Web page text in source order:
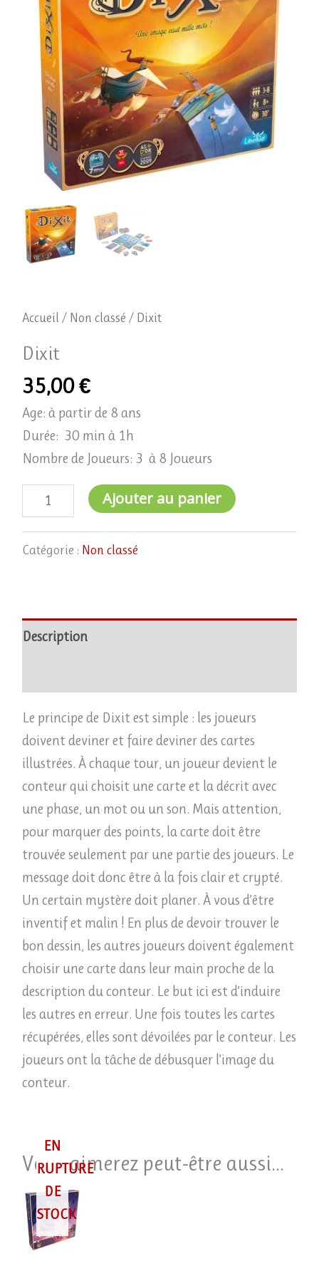
Accueil / Non classé / Dixit
Dixit
35,00€
Age: à partir de 8 ans
Durée: 30 min à 1h
Nombre de Joueurs: 3 à 8 Joueurs
Ajouter au panier
Catégorie : Non classé
Description
Le principe de Dixit est simple : les joueurs
doivent deviner et faire deviner des cartes
illustrées. À chaque tour, un joueur devient le
conteur qui choisit une carte et la décrit avec
une phase, un mot ou un son. Mais attention,
pour marquer des points, la carte doit être
trouvée seulement par une partie des joueurs. Le
message doit donc être à la fois clair et crypté.
Un certain mystère doit planer. À vous d’être
inventif et malin ! En plus de devoir trouver le
bon dessin, les autres joueurs doivent également
choisir une carte dans leur main proche de la
description du conteur. Le but ici est d’induire
les autres en erreur. Une fois toutes les cartes
récupérées, elles sont dévoilées par le conteur. Les
joueurs ont la tâche de débusquer l’image du
conteur.
Vous aimerez peut-être aussi…
EN
RUPTURE
DE
STOCK